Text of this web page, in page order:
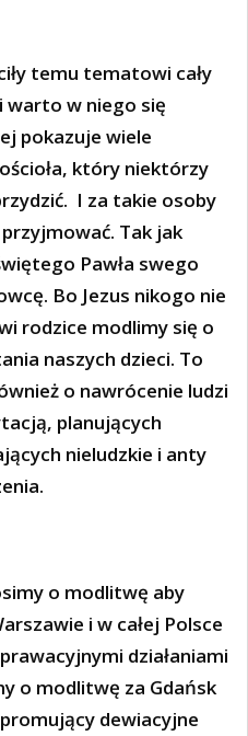
temu tematowi cały
i warto w niego się
pokazuje wiele
który niektórzy
I za takie osoby
Tak jak
Pawła swego
Bo Jezus nikogo nie
rodzice modlimy się o
naszych dzieci. To
o nawrócenie ludzi
planujących
nieludzkie i anty
o modlitwę aby
i w całej Polsce
działaniami
o modlitwę za Gdańsk
dewiacyjne